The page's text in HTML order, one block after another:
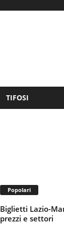
TIFOSI
Popolari
Biglietti Lazio-
prezzi e settori